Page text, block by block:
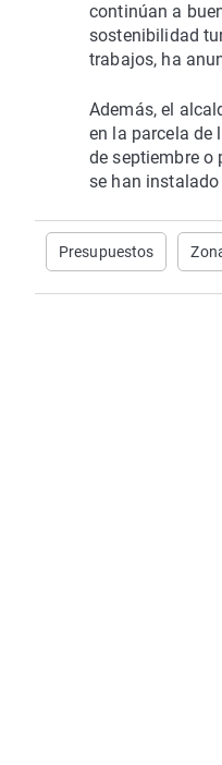
continúan a
sostenibilidad
trabajos, ha
Además, el
en la parcela de
de septiembre o
se han
Presupuestos